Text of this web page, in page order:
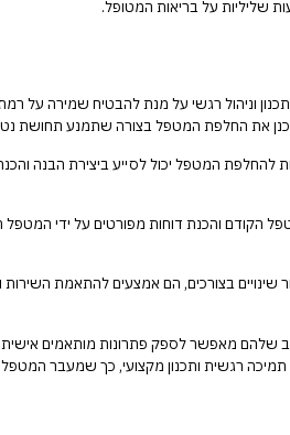
שליליות על בריאות המטופל.
וניהול רגשי על מנת להבטיח שמירה על
את החלפת המטפל בצורה שתמנע תחושת
המטפל יכול לסייע ביצירת הבנה והכנה
הקודם והכנת דוחות מפורטים על ידי המטפל
בצורכים, הם אמצעים להתאמת
שלהם מאפשר לספק פתרונות מותאמים
רגשית ותכנון מקצועי, כך שמעבר